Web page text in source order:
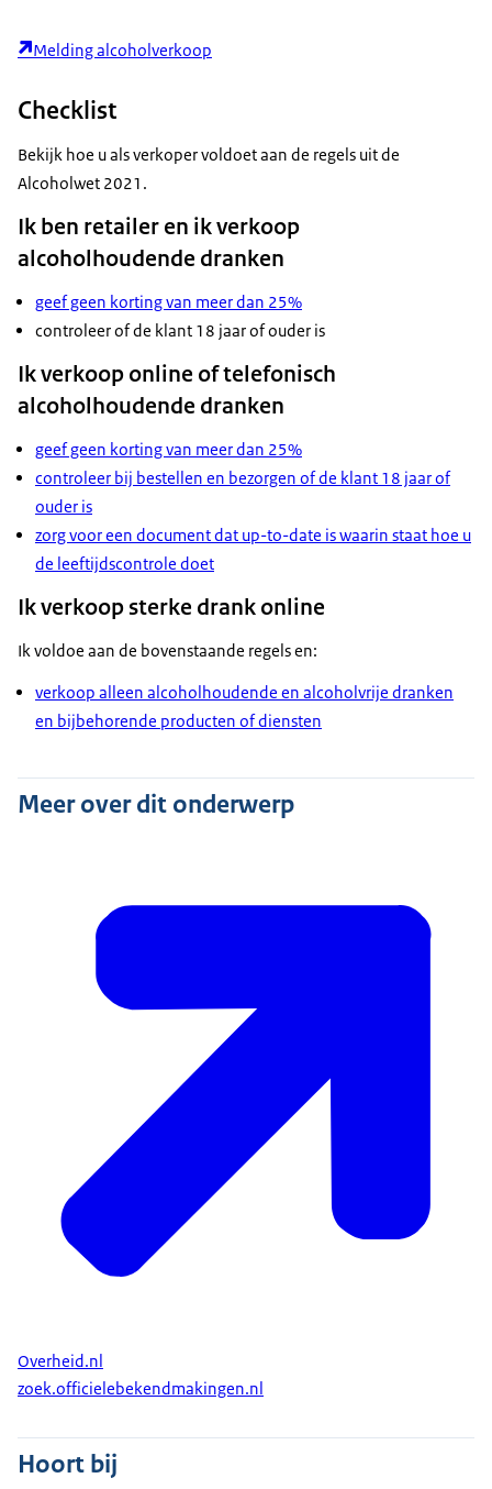
Melding alcoholverkoop
Checklist
Bekijk hoe u als verkoper voldoet aan de regels uit de
Alcoholwet 2021.
Ik ben retailer en ik verkoop
alcoholhoudende dranken
geef geen korting van meer dan 25%
controleer of de klant 18 jaar of ouder is
Ik verkoop online of telefonisch
alcoholhoudende dranken
geef geen korting van meer dan 25%
controleer bij bestellen en bezorgen of de klant 18 jaar of
ouder is
zorg voor een document dat up-to-date is waarin staat hoe u
de leeftijdscontrole doet
Ik verkoop sterke drank online
Ik voldoe aan de bovenstaande regels en:
verkoop alleen alcoholhoudende en alcoholvrije dranken
en bijbehorende producten of diensten
Meer over dit onderwerp
Overheid.nl
zoek.officielebekendmakingen.nl
Hoort bij